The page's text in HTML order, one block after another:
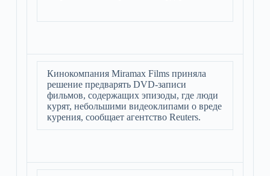
Кинокомпания Miramax Films приняла
решение предварять DVD-записи
фильмов, содержащих эпизоды, где люди
курят, небольшими видеоклипами о вреде
курения, сообщает агентство Reuters.